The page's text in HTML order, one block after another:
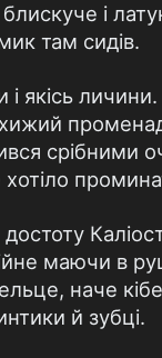
і
там сидів.
якісь личини.
срібними
маючи в
наче
й зубці.